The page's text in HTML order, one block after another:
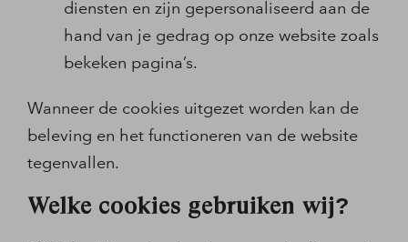
diensten en zijn gepersonaliseerd aan de
hand van je gedrag op onze website zoals
bekeken pagina’s.
Wanneer de cookies uitgezet worden kan de
beleving en het functioneren van de website
tegenvallen.
Welke cookies gebruiken wij?